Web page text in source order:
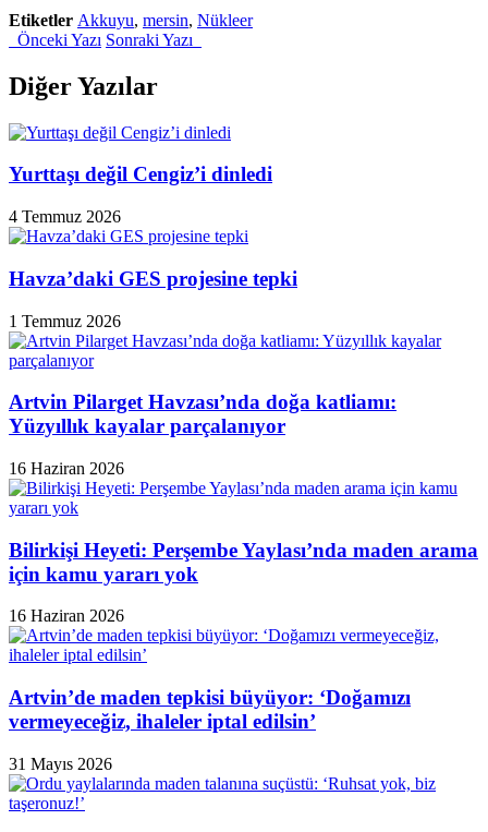
"Akkuyu
Nükleer
İncelenmesi
İçin
Danıştaya
Başvuru
Etiketler Akkuyu, mersin, Nükleer
Önceki Yazı Sonraki Yazı
Diğer Yazılar
Yurttaşı değil Cengiz’i dinledi
4 Temmuz 2026
Havza’daki GES projesine tepki
1 Temmuz 2026
Artvin Pilarget Havzası’nda doğa katliamı:
Yüzyıllık kayalar parçalanıyor
16 Haziran 2026
Bilirkişi Heyeti: Perşembe Yaylası’nda maden arama
için kamu yararı yok
16 Haziran 2026
Artvin’de maden tepkisi büyüyor: ‘Doğamızı
vermeyeceğiz, ihaleler iptal edilsin’
31 Mayıs 2026